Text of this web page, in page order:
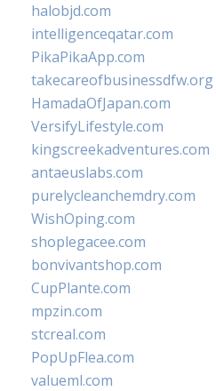
halobjd.com
intelligenceqatar.com
PikaPikaApp.com
takecareofbusinessdfw.org
HamadaOfJapan.com
VersifyLifestyle.com
kingscreekadventures.com
antaeuslabs.com
purelycleanchemdry.com
WishOping.com
shoplegacee.com
bonvivantshop.com
CupPlante.com
mpzin.com
stcreal.com
PopUpFlea.com
valueml.com